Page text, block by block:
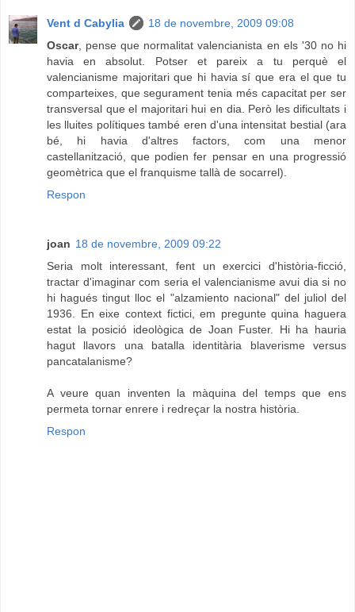
Vent d Cabylia
18 de novembre, 2009 09:08
Oscar, pense que normalitat valencianista en els '30 no hi
havia en absolut. Potser et pareix a tu perquè el
valencianisme majoritari que hi havia sí que era el que tu
comparteixes, que segurament tenia més capacitat per ser
transversal que el majoritari hui en dia. Però les dificultats i
les lluites polítiques també eren d'una intensitat bestial (ara
bé, hi havia d'altres factors, com una menor
castellanització, que podien fer pensar en una progressió
geomètrica que el franquisme tallà de socarrel).
Respon
joan 18 de novembre, 2009 09:22
Seria molt interessant, fent un exercici d'història-ficció,
tractar d'imaginar com seria el valencianisme avui dia si no
hi hagués tingut lloc el "alzamiento nacional" del juliol del
1936. En eixe context fictici, em pregunte quina haguera
estat la posició ideològica de Joan Fuster. Hi ha hauria
hagut llavors una batalla identitària blaverisme versus
pancatalanisme?
A veure quan inventen la màquina del temps que ens
permeta tornar enrere i redreçar la nostra història.
Respon